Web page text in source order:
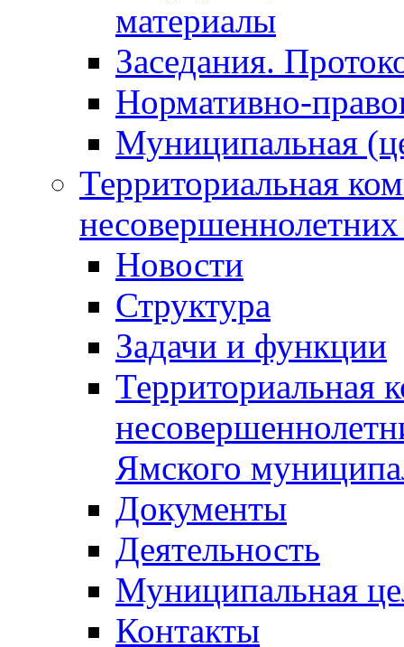
материалы
Заседания.
Нормативно-
Муниципальная
Территориальная
Новости
Структура
Задачи и функции
Территориальная
Ямского
Документы
Деятельность
Муниципальная
Контакты